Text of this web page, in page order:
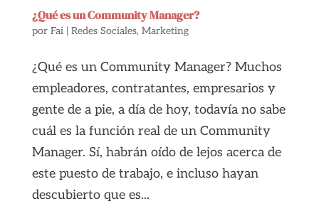
¿Qué es un Community Manager?
por Fai| Redes Sociales, Marketing
¿Qué es un Community Manager? Muchos
empleadores, contratantes, empresarios y
gente de a pie, a día de hoy, todavía no sabe
cuál es la función real de un Community
Manager. Sí, habrán oído de lejos acerca de
este puesto de trabajo, e incluso hayan
descubierto que es...